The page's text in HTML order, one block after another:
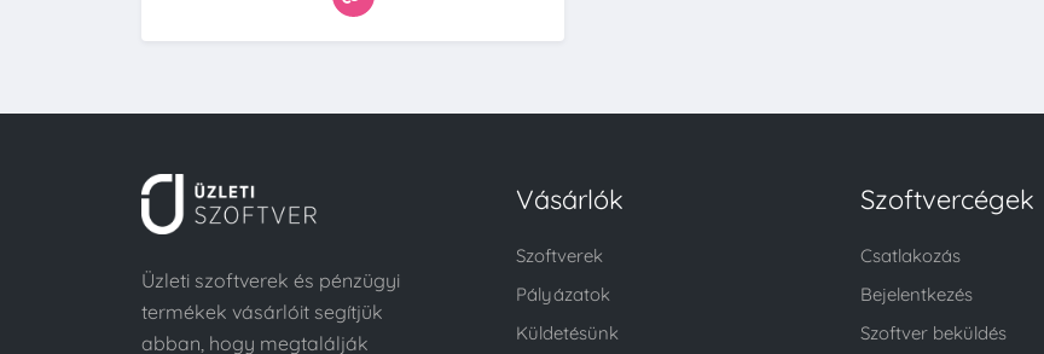
Üzleti szoftverek és pénzügyi
termékek vásárlóit segítjük
abban, hogy megtalálják
Vásárlók
Szoftverek
Pályázatok
Küldetésünk
Szoftvercégek
Csatlakozás
Bejelentkezés
Szoftver beküldés